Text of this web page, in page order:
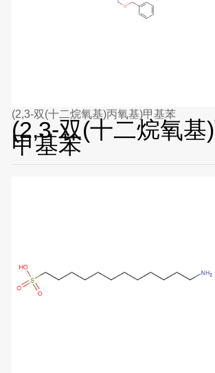
(2,3-双(十二烷氧基)丙氧基)甲基苯
(2,3-双(十二烷氧基
甲基苯